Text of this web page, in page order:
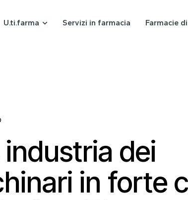
U.ti.farma Servizi in farmacia Farmacie
industria dei
in forte